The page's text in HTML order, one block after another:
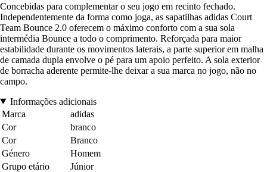
Concebidas para complementar o seu jogo em recinto fechado.
Independentemente da forma como joga, as sapatilhas adidas Court
Team Bounce 2.0 oferecem o máximo conforto com a sua sola
intermédia Bounce a todo o comprimento. Reforçada para maior
estabilidade durante os movimentos laterais, a parte superior em malha
de camada dupla envolve o pé para um apoio perfeito. A sola exterior
de borracha aderente permite-lhe deixar a sua marca no jogo, não no
campo.
Informações adicionais
Marca
adidas
Cor
branco
Cor
Branco
Género
Homem
Grupo etário
Júnior